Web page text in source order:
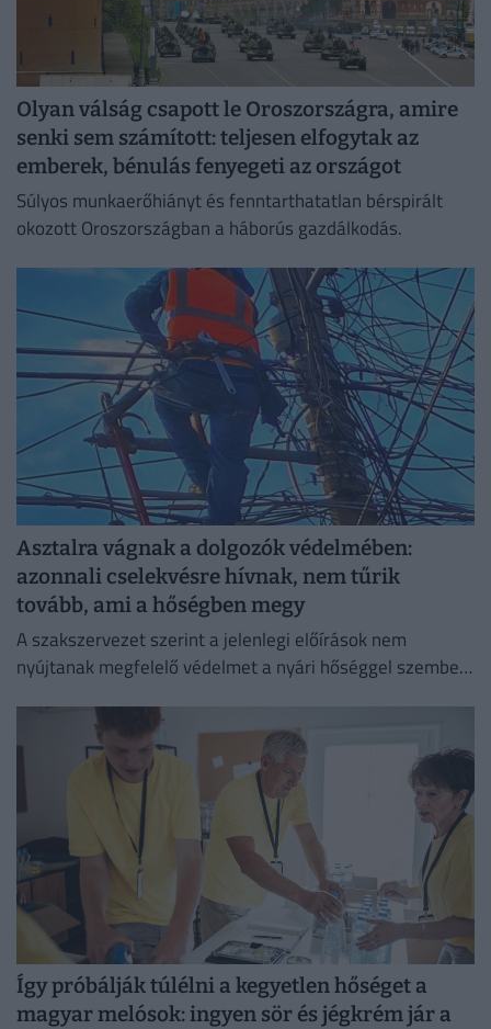
Olyan válság csapott le Oroszországra, amire
senki sem számított: teljesen elfogytak az
emberek, bénulás fenyegeti az országot
Súlyos munkaerőhiányt és fenntarthatatlan bérspirált
okozott Oroszországban a háborús gazdálkodás.
Asztalra vágnak a dolgozók védelmében:
azonnali cselekvésre hívnak, nem tűrik
tovább, ami a hőségben megy
A szakszervezet szerint a jelenlegi előírások nem
nyújtanak megfelelő védelmet a nyári hőséggel szemben,
védelmében.
Így próbálják túlélni a kegyetlen hőséget a
magyar melósok: ingyen sör és jégkrém jár a